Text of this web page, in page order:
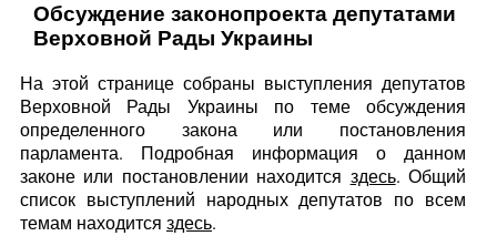
Обсуждение законопроекта депутатами
Верховной Рады Украины
На этой странице собраны выступления депутатов
Верховной Рады Украины по теме обсуждения
определенного закона или постановления
парламента. Подробная информация о данном
законе или постановлении находится здесь. Общий
список выступлений народных депутатов по всем
темам находится здесь.